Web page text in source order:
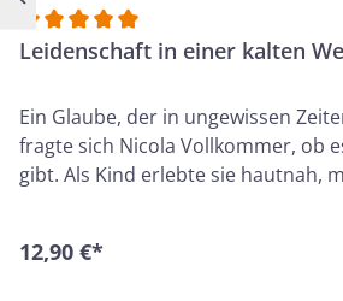
Durchschnittliche Bewertung von 5
Leidenschaft in einer kalten
Ein Glaube, der in ungewissen
fragte sich Nicola Vollkommer, ob
gibt. Als Kind erlebte sie hautnah,
ihrer Herausforderungen. Ihr
12,90 €*